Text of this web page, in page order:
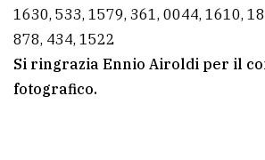
1630, 533, 1579, 361, 0044, 1610,
878, 434, 1522
Si ringrazia Ennio Airoldi per il
fotografico.